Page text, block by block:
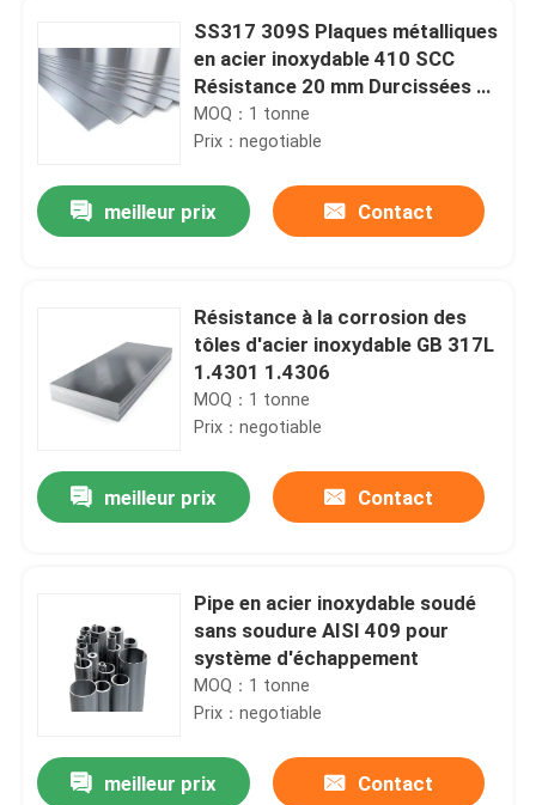
SS317 309S Plaques métalliques
en acier inoxydable 410 SCC
Résistance 20 mm Durcissées et
trempées
MOQ：1 tonne
Prix：negotiable
meilleur prix Contact
Résistance à la corrosion des
tôles d'acier inoxydable GB 317L
1.4301 1.4306
MOQ：1 tonne
Prix：negotiable
meilleur prix Contact
Pipe en acier inoxydable soudé
sans soudure AISI 409 pour
système d'échappement
MOQ：1 tonne
Prix：negotiable
meilleur prix Contact